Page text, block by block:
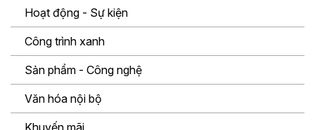
Hoạt động - Sự kiện
Công trình xanh
Sản phẩm - Công nghệ
Văn hóa nội bộ
Khuyến mãi